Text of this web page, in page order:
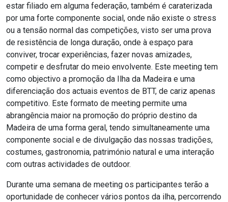
estar filiado em alguma federação, também é caraterizada
por uma forte componente social, onde não existe o stress
ou a tensão normal das competições, visto ser uma prova
de resistência de longa duração, onde à espaço para
conviver, trocar experiências, fazer novas amizades,
competir e desfrutar do meio envolvente. Este meeting tem
como objectivo a promoção da Ilha da Madeira e uma
diferenciação dos actuais eventos de BTT, de cariz apenas
competitivo. Este formato de meeting permite uma
abrangência maior na promoção do próprio destino da
Madeira de uma forma geral, tendo simultaneamente uma
componente social e de divulgação das nossas tradições,
costumes, gastronomia, património natural e uma interação
com outras actividades de outdoor.
Durante uma semana de meeting os participantes terão a
oportunidade de conhecer vários pontos da ilha, percorrendo